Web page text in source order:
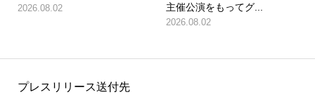
2026.08.02
主催公演をもってグ...
2026.08.02
プレスリリース送付先